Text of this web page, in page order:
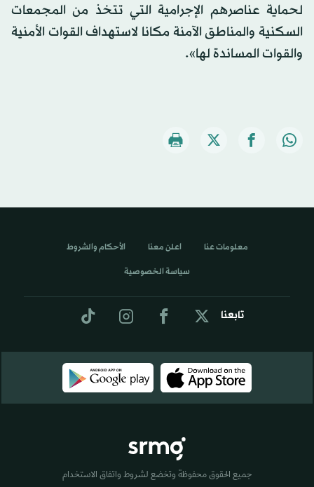
لحماية عناصرهم الإجرامية التي تتخذ من المجمعات
السكنية والمناطق الآمنة مكانا لاستهداف القوات الأمنية
والقوات المساندة لها».
تابعنا
معلومات عنا اعلن معنا الأحكام والشروط
سياسة الخصوصية
جميع الحقوق محفوظة وتخضع لشروط واتفاق الاستخدام